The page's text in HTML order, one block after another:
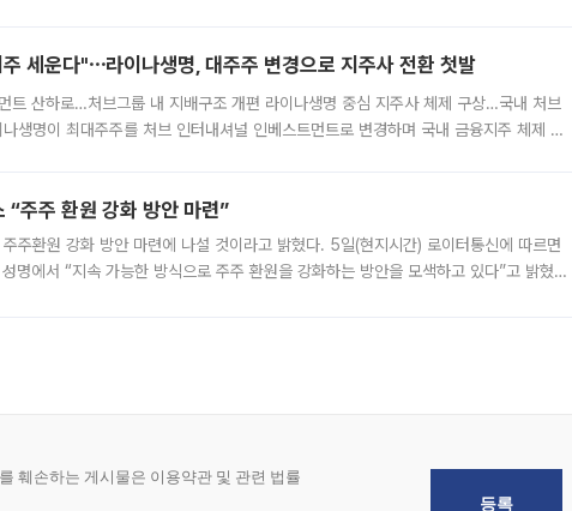
세운다"⋯라이나생명, 대주주 변경으로 지주사 전환 첫발
트 산하로…처브그룹 내 지배구조 개편 라이나생명 중심 지주사 체제 구상…국내 처브
생명이 최대주주를 처브 인터내셔널 인베스트먼트로 변경하며 국내 금융지주 체제 구
“주주 환원 강화 방안 마련”
방안 마련에 나설 것이라고 밝혔다. 5일(현지시간) 로이터통신에 따르면
명에서 “지속 가능한 방식으로 주주 환원을 강화하는 방안을 모색하고 있다”고 밝혔다.